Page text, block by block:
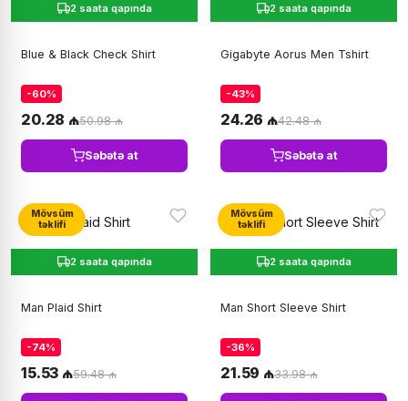
2 saata qapında
Blue & Black Check Shirt
-60%
20.28 ₼50.98 ₼
Səbətə at
2 saata qapında
Gigabyte Aorus Men Tshirt
-43%
24.26 ₼42.48 ₼
Səbətə at
Mövsüm
təklifi
2 saata qapında
Man Plaid Shirt
-74%
15.53 ₼59.48 ₼
Mövsüm
təklifi
2 saata qapında
Man Short Sleeve Shirt
-36%
21.59 ₼33.98 ₼